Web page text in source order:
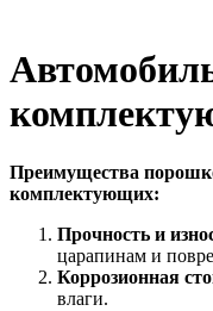
Преимущества
комплектующих:
Прочность и
царапинам и
Коррозионная
влаги.